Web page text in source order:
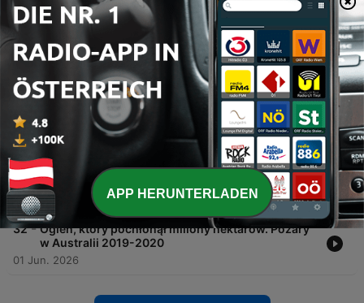
35 - Dzień, w którym zatrzymało się londyńskie metro.
Odcinek podcastu Czarne Skrzynki przedstawia przebieg tragicznych wydarzeń z 7 lipca 2005 roku, kiedy to skoordynowane ataki terrorystyczne uderzyły w londyńskie metro i autobus. Narracja śledzi losy zamachowców, którzy zdetonowali ładunki w wagonach linii Circle, Piccadilly oraz Northern, a także w autobusie linii 30, powodując śmierć 52 osób i setki rannych. Dokumentacja obejmuje zarówno momenty kulminacyjne eksplozji, jak i późniejsze śledztwo, które ujawniło tożsamość sprawców oraz ich motywacje polityczne związane z obecnością wojsk brytyjskich w Iraku i Afganistanie. Historia ukazuje również osobiste dramaty ocalałych, takich jak Jackie Putnam i Louise Barry, oraz trwałą zmianę w brytyjskiej strategii bezpieczeństwa i poczuciu stabilności stolicy Wielkiej Brytanii.
34 - Koszmar pod sceną. Tragedia na koncercie
Travisa Scotta
16 Jun. 2026
33 - Tragiczny wypadek nie przerwał wyścigu. Le
Mans 1955
08 Jun. 2026
32 - Ogień, który pochłonął miliony hektarów. Pożary
w Australii 2019-2020
01 Jun. 2026
APP HERUNTERLADEN